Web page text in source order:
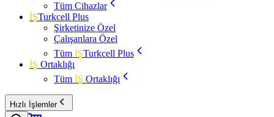
Tüm Cihazlar
İŞTurkcell Plus
Şirketinize Özel
Çalışanlara Özel
Tüm İŞTurkcell Plus
İŞ Ortaklığı
Tüm İŞ Ortaklığı
Hızlı İşlemler